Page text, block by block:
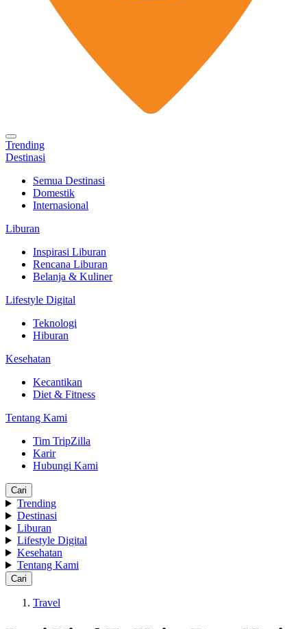
Trending
Destinasi
Semua Destinasi
Domestik
Internasional
Liburan
Inspirasi Liburan
Rencana Liburan
Belanja & Kuliner
Lifestyle Digital
Teknologi
Hiburan
Kesehatan
Kecantikan
Diet & Fitness
Tentang Kami
Tim TripZilla
Karir
Hubungi Kami
Cari
Trending
Destinasi
Liburan
Lifestyle Digital
Kesehatan
Tentang Kami
Cari
Travel